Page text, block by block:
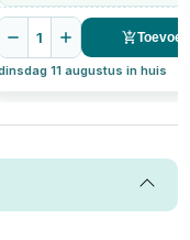
1
11 augustus in huis